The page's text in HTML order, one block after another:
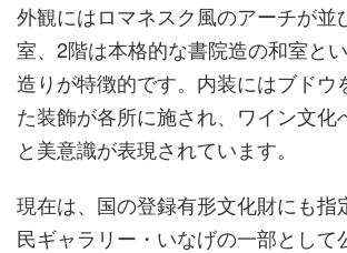
外観にはロマネスク風のアーチが並
室、2階は本格的な書院造の和室と
造りが特徴的です。内装にはブドウ
た装飾が各所に施され、ワイン文化
と美意識が表現されています。
現在は、国の登録有形文化財にも指
民ギャラリー・いなげの一部として